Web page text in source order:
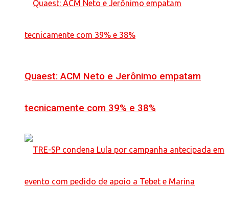
Quaest: ACM Neto e Jerônimo empatam
tecnicamente com 39% e 38%